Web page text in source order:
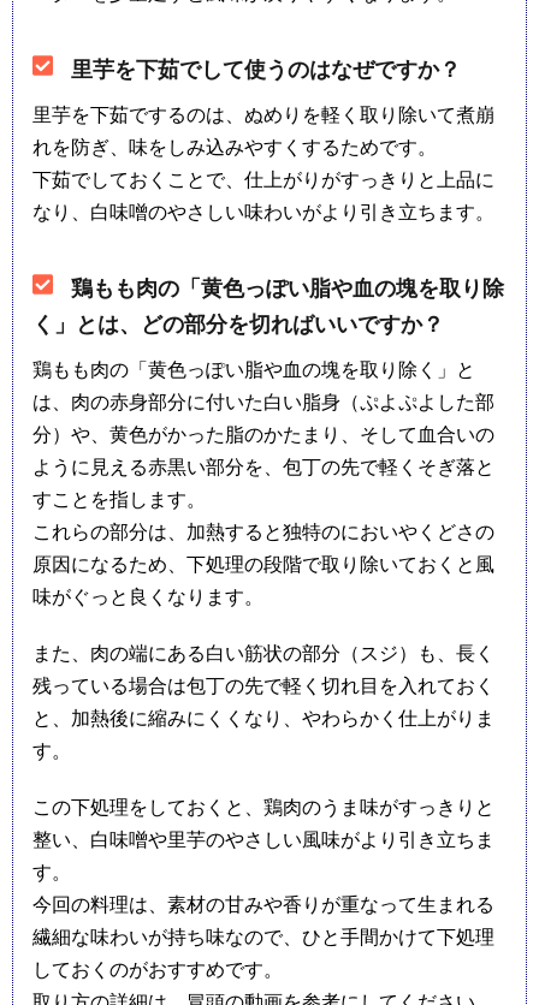
里芋を下茹でして使うのはなぜですか？
里芋を下茹でするのは、ぬめりを軽く取り除いて煮崩
れを防ぎ、味をしみ込みやすくするためです。
下茹でしておくことで、仕上がりがすっきりと上品に
なり、白味噌のやさしい味わいがより引き立ちます。
鶏もも肉の「黄色っぽい脂や血の塊を取り除
く」とは、どの部分を切ればいいですか？
鶏もも肉の「黄色っぽい脂や血の塊を取り除く」と
は、肉の赤身部分に付いた白い脂身（ぷよぷよした部
分）や、黄色がかった脂のかたまり、そして血合いの
ように見える赤黒い部分を、包丁の先で軽くそぎ落と
すことを指します。
これらの部分は、加熱すると独特のにおいやくどさの
原因になるため、下処理の段階で取り除いておくと風
味がぐっと良くなります。
また、肉の端にある白い筋状の部分（スジ）も、長く
残っている場合は包丁の先で軽く切れ目を入れておく
と、加熱後に縮みにくくなり、やわらかく仕上がりま
す。
この下処理をしておくと、鶏肉のうま味がすっきりと
整い、白味噌や里芋のやさしい風味がより引き立ちま
す。
今回の料理は、素材の甘みや香りが重なって生まれる
繊細な味わいが持ち味なので、ひと手間かけて下処理
しておくのがおすすめです。